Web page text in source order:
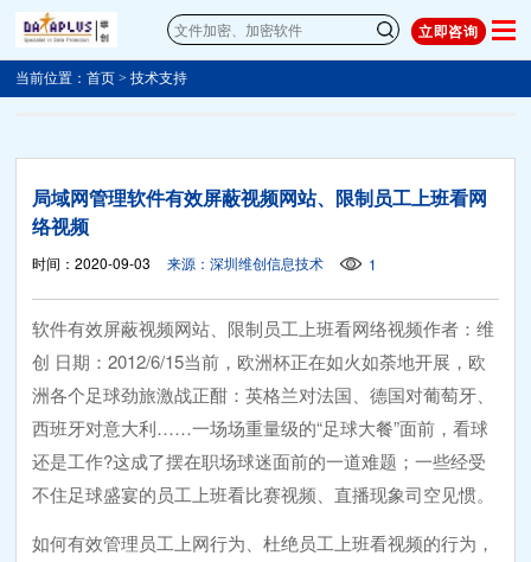
立即咨询
当前位置：首页 >技术支持
局域网管理软件有效屏蔽视频网站、限制员工上班看网
络视频
时间：2020-09-03 来源：深圳维创信息技术 1
软件有效屏蔽视频网站、限制员工上班看网络视频作者：维
创 日期：2012/6/15当前，欧洲杯正在如火如荼地开展，欧
洲各个足球劲旅激战正酣：英格兰对法国、德国对葡萄牙、
西班牙对意大利……一场场重量级的“足球大餐”面前，看球
还是工作?这成了摆在职场球迷面前的一道难题；一些经受
不住足球盛宴的员工上班看比赛视频、直播现象司空见惯。
如何有效管理员工上网行为、杜绝员工上班看视频的行为，